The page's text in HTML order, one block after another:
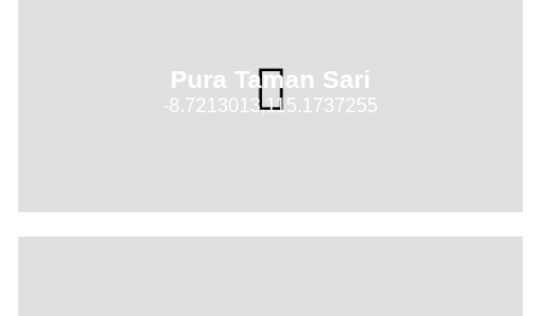
Pura Taman Sari
-8.7213013,115.1737255